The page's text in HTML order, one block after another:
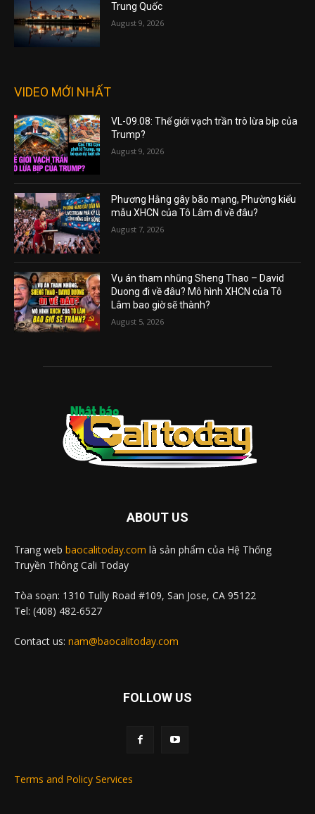
Trung Quốc
August 9, 2026
VIDEO MỚI NHẤT
VL-09.08: Thế giới vạch trần trò lừa bịp của
Trump?
August 9, 2026
Phương Hằng gây bão mạng, Phường kiểu
mẫu XHCN của Tô Lâm đi về đâu?
August 7, 2026
Vụ án tham nhũng Sheng Thao – David
Duong đi về đâu? Mô hình XHCN của Tô
Lâm bao giờ sẽ thành?
August 5, 2026
ABOUT US
Trang web baocalitoday.com là sản phẩm của Hệ Thống
Truyền Thông Cali Today
Tòa soạn: 1310 Tully Road #109, San Jose, CA 95122
Tel: (408) 482-6527
Contact us: nam@baocalitoday.com
FOLLOW US
Terms and Policy Services